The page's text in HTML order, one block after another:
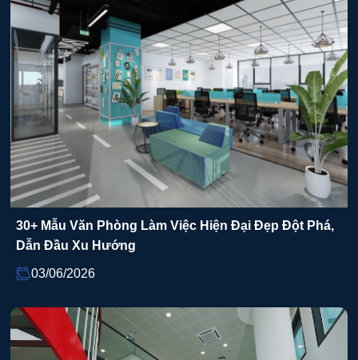
30+ Mẫu Văn Phòng Làm Việc Hiện Đại Đẹp Đột Phá,
Dẫn Đầu Xu Hướng
03/06/2026